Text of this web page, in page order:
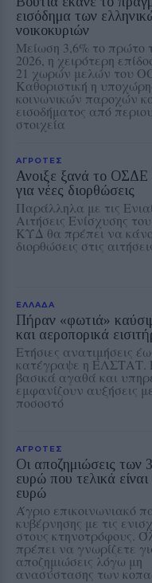
εισόδημα των
νοικοκυριών
Μείωση 3,6% το πρώτο
2026, η χειρότερη
21 χωρών μελών του
Καθοριστική η
κοινωνικών παροχών
εισοδήματος από
στοιχεία
ΑΓΡΟΤΕΣ
Ανοιξε ξανά το ΟΣΔΕ
για νέες διορθώσεις
Παράλληλα με τις
Αιτήσεις Ενίσχυσης
ΚΥΔ θα πρέπει να
διορθώσεις στις
ΕΛΛΑΔΑ
Πήραν «φωτιά»
και αεροπορικά
Ετήσιες ανατιμήσεις
κατέγραψε η ΕΛΣΤΑΤ.
βασικά αγαθά και
εμφανίζουν αυξήσεις
ποσοστό
ΑΓΡΟΤΕΣ
Οι αποζημιώσεις των
ευρώ που τελικά
ευρώ
Άγριο επικοινωνιακό
κυβέρνησης με τις
στους κτηνοτρόφους.
πρέπει να γνωρίζετε
αποζημιώσεις λόγω μη
ανασύστασης των